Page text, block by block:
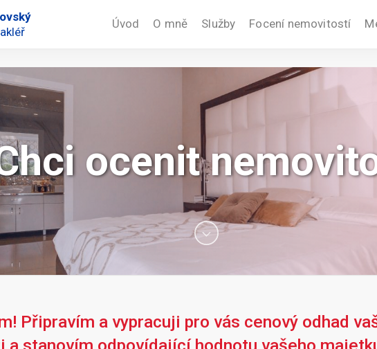
Úvod O mně Služby Focení nemovitostí
ocenit
Připravím a vypracuji pro vás cenový odhad
a stanovím odpovídající hodnotu vašeho